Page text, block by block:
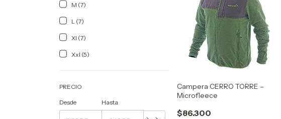
M (7)
L (7)
Xl (7)
Xxl (5)
PRECIO
Desde Hasta
Campera CERRO TORRE –
Microfleece
$86.300